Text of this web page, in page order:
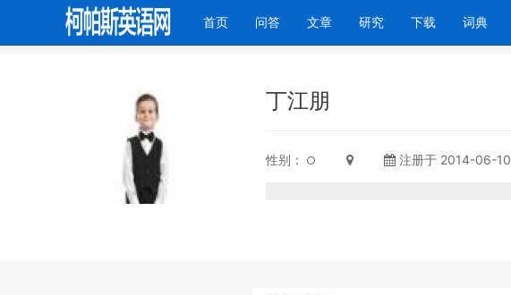
首页(current)
问答 文章 研究 下载 词典
丁江朋
性别： 注册于 2014-06-10